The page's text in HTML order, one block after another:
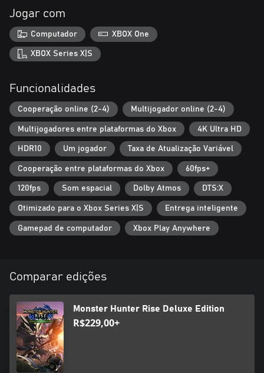
Aviso: Monster Hunter Rise e Monster Hunter Rise: Sunbreak são
vendidos separadamente. Tome cuidado para evitar compras
duplicadas.
*Os itens deste conjunto podem ser comprados separadamente.
Tome cuidado para não comprar o mesmo item duas vezes.
Jogar com
Computador XBOX One
XBOX Series X|S
Funcionalidades
Cooperação online (2-4) Multijogador online (2-4)
Multijogadores entre plataformas do Xbox 4K Ultra HD
HDR10 Um jogador Taxa de Atualização Variável
Cooperação entre plataformas do Xbox 60fps+
120fps Som espacial Dolby Atmos DTS:X
Otimizado para o Xbox Series X|S Entrega inteligente
Gamepad de computador Xbox Play Anywhere
Comparar edições
Monster Hunter Rise Deluxe Edition
R$229,00+